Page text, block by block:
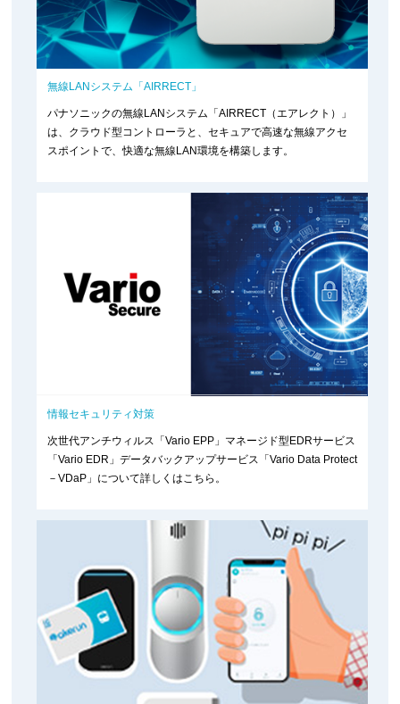
無線LANシステム「AIRRECT」
パナソニックの無線LANシステム「AIRRECT（エアレクト）」
は、クラウド型コントローラと、セキュアで高速な無線アクセ
スポイントで、快適な無線LAN環境を構築します。
情報セキュリティ対策
次世代アンチウィルス「Vario EPP」マネージド型EDRサービス
「Vario EDR」データバックアップサービス「Vario Data Protect
－VDaP」について詳しくはこちら。